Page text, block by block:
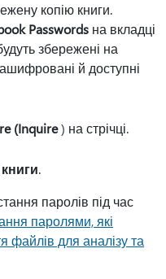
копію книги.
Passwords на вкладці
збережені на
й доступні
(Inquire) на стрічці.
.
паролів під час
паролями, які
файлів для аналізу та